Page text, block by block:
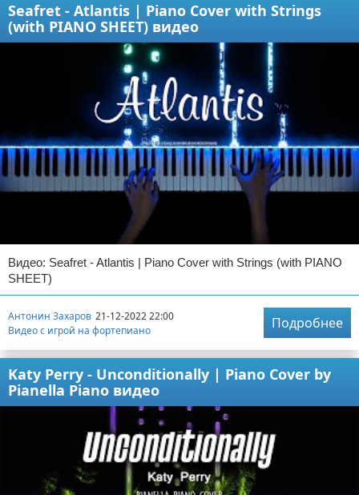
Seafret - Atlantis | Piano Cover with Strings
(with PIANO SHEET) видео
Видео: Seafret - Atlantis | Piano Cover with Strings (with PIANO
SHEET)
Антонин Захаров 21-12-2022 22:00
Видео с игрой на фортепиано
Подробнее
Katy Perry - Unconditionally | Piano Cover by
Pianella Piano видео